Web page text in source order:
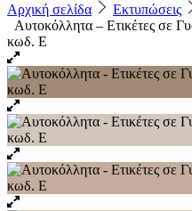
Αρχική σελίδα Εκτυπώσεις
Αυτοκόλλητα – Ετικέτες σε
κωδ. E